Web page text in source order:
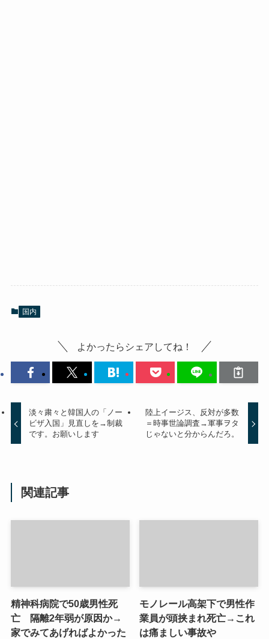
国内
よかったらシェアしてね！
淡々粛々と韓国人の「ノー
ビザ入国」見直しを→制裁
です。お願いします
陸上イージス、反対が多数
＝時事世論調査→軍事ヲタ
じゃないと分からんだろ。
関連記事
精神科病院で50歳男性死
亡 隔離2年弱が原因か→
家でみてあげればよかった
モノレール高架下で男性作
業員が頭挟まれ死亡→これ
は痛ましい事故や